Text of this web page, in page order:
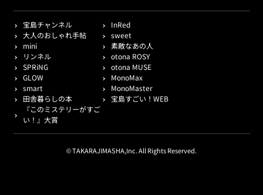
宝島チャンネル
InRed
大人のおしゃれ手帖
sweet
mini
素敵なあの人
リンネル
otona ROSY
SPRiNG
otona MUSE
GLOW
MonoMax
smart
MonoMaster
田舎暮らしの本
宝島すごい！WEB
『このミステリーがすご
い！』大賞
© TAKARAJIMASHA,Inc. All Rights Reserved.